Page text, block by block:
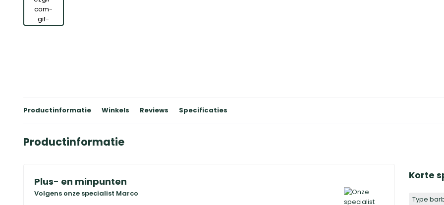
Productinformatie Winkels Reviews Specificaties
Productinformatie
Plus- en minpunten
Volgens onze specialist Marco
Korte
Type